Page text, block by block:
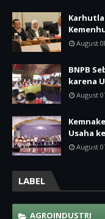
Karhutla
August
BNPB
karena
August
Usaha
August
LABEL
AGROINDUSTRI